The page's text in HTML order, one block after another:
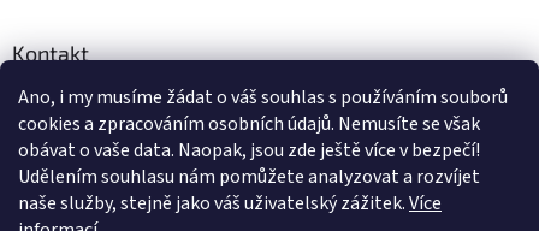
Ano, i my musíme žádat o váš souhlas s používáním souborů
cookies a zpracováním osobních údajů. Nemusíte se však
obávat o vaše data. Naopak, jsou zde ještě více v bezpečí!
Udělením souhlasu nám pomůžete analyzovat a rozvíjet
naše služby, stejně jako váš uživatelský zážitek.Více
Kontakt
info@d-klima.cz
+420 517 357 288